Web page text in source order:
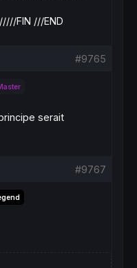
FIN ///END
#9765
serait
#9767